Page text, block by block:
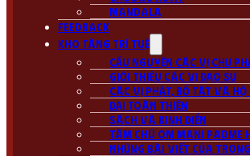
Mandala
Feedback
Kho tàng Trí Tuệ
Cầu Nguyện các vị Chư
Giới thiệu các vị Đạo Sư
Các vị Phật, Bồ Tát và Hộ
Đại Toàn Thiện
Sách và kinh điển
Tâm chú Om Mani PadMe
Những bài viết của